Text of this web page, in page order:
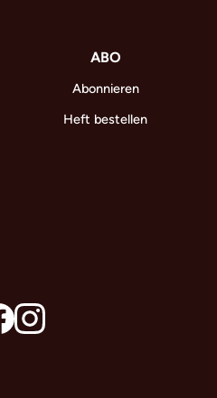
ABO
Abonnieren
Heft bestellen